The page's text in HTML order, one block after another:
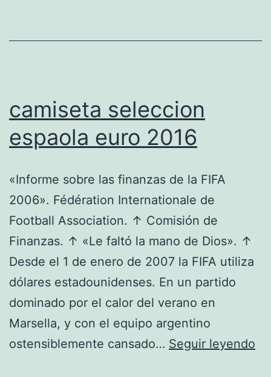
camiseta seleccion
espaola euro 2016
«Informe sobre las finanzas de la FIFA
2006». Fédération Internationale de
Football Association. ↑ Comisión de
Finanzas. ↑ «Le faltó la mano de Dios». ↑
Desde el 1 de enero de 2007 la FIFA utiliza
dólares estadounidenses. En un partido
dominado por el calor del verano en
Marsella, y con el equipo argentino
ostensiblemente cansado… Seguir leyendo